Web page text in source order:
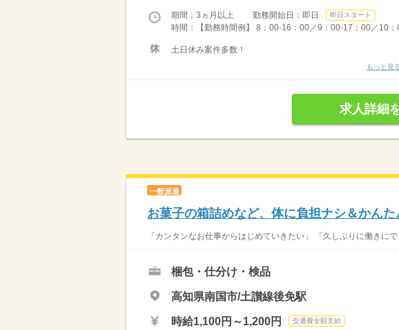
期間：3ヵ月以上 勤務開始日：即日 即日スタート
時間：【勤務時間例】 8：00-16：00／9：00-17：00／10
土日休み案件多数！
もっと見
求人詳細
一般派遣
お菓子の箱詰めなど、体に負担ナシ＆かん
「カンタンなお仕事からはじめていきたい」 「久しぶりに働きに
梱包・仕分け・検品
高知県南国市/土讃線後免駅
時給1,100円～1,200円 交通費全額支給